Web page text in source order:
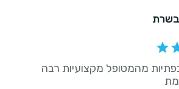
מהמטופל מקצועיות רבה